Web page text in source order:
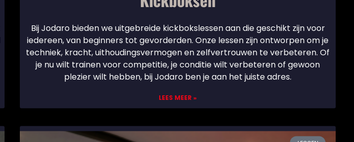
Bij Jodaro bieden we uitgebreide kickbokslessen aan die geschikt zijn voor
iedereen, van beginners tot gevorderden. Onze lessen zijn ontworpen om je
techniek, kracht, uithoudingsvermogen en zelfvertrouwen te verbeteren. Of
je nu wilt trainen voor competitie, je conditie wilt verbeteren of gewoon
plezier wilt hebben, bij Jodaro ben je aan het juiste adres.
LEES MEER »